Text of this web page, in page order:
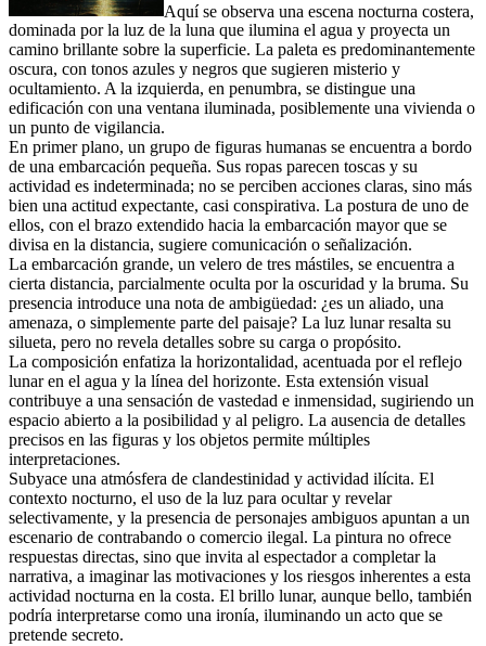
Aquí se observa una escena nocturna costera,
dominada por la luz de la luna que ilumina el agua y proyecta un
camino brillante sobre la superficie. La paleta es predominantemente
oscura, con tonos azules y negros que sugieren misterio y
ocultamiento. A la izquierda, en penumbra, se distingue una
edificación con una ventana iluminada, posiblemente una vivienda o
un punto de vigilancia.
En primer plano, un grupo de figuras humanas se encuentra a bordo
de una embarcación pequeña. Sus ropas parecen toscas y su
actividad es indeterminada; no se perciben acciones claras, sino más
bien una actitud expectante, casi conspirativa. La postura de uno de
ellos, con el brazo extendido hacia la embarcación mayor que se
divisa en la distancia, sugiere comunicación o señalización.
La embarcación grande, un velero de tres mástiles, se encuentra a
cierta distancia, parcialmente oculta por la oscuridad y la bruma. Su
presencia introduce una nota de ambigüedad: ¿es un aliado, una
amenaza, o simplemente parte del paisaje? La luz lunar resalta su
silueta, pero no revela detalles sobre su carga o propósito.
La composición enfatiza la horizontalidad, acentuada por el reflejo
lunar en el agua y la línea del horizonte. Esta extensión visual
contribuye a una sensación de vastedad e inmensidad, sugiriendo un
espacio abierto a la posibilidad y al peligro. La ausencia de detalles
precisos en las figuras y los objetos permite múltiples
interpretaciones.
Subyace una atmósfera de clandestinidad y actividad ilícita. El
contexto nocturno, el uso de la luz para ocultar y revelar
selectivamente, y la presencia de personajes ambiguos apuntan a un
escenario de contrabando o comercio ilegal. La pintura no ofrece
respuestas directas, sino que invita al espectador a completar la
narrativa, a imaginar las motivaciones y los riesgos inherentes a esta
actividad nocturna en la costa. El brillo lunar, aunque bello, también
podría interpretarse como una ironía, iluminando un acto que se
pretende secreto.